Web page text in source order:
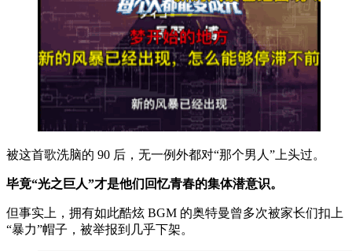
被这首歌洗脑的 90 后，无一例外都对“那个男人”上头过。
毕竟“光之巨人”才是他们回忆青春的集体潜意识。
但事实上，拥有如此酷炫 BGM 的奥特曼曾多次被家长们扣上
“暴力”帽子，被举报到几乎下架。